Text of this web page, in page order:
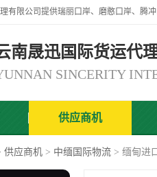
南晟迅国际货运代
供应商机
供应商机 > 中缅国际物流 > 缅甸进